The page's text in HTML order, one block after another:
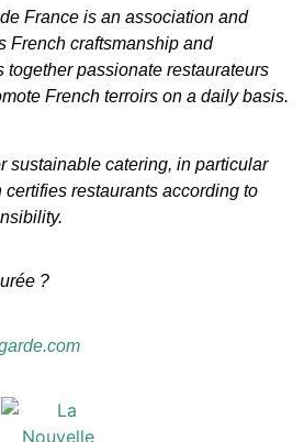
France is an association and
French craftsmanship and
together passionate restaurateurs
French terroirs on a daily basis.
sustainable catering, in particular
restaurants according to
?